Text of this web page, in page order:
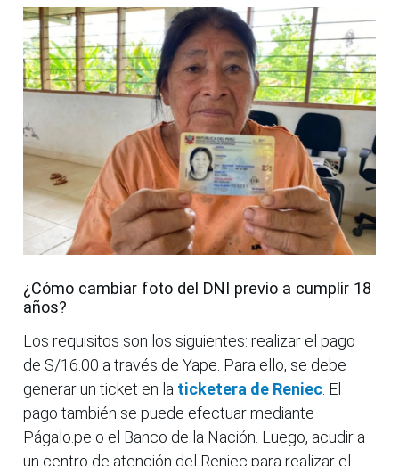
¿Cómo cambiar foto del DNI previo a cumplir 18
años?
Los requisitos son los siguientes: realizar el pago
de S/16.00 a través de Yape. Para ello, se debe
generar un ticket en la ticketera de Reniec . El
pago también se puede efectuar mediante
Págalo.pe o el Banco de la Nación. Luego, acudir a
un centro de atención del Reniec para realizar el